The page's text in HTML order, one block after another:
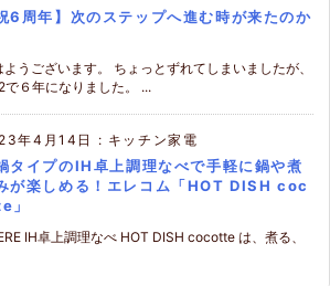
6周年】次のステップへ進む時が来たのか
ようございます。 ちょっとずれてしまいましたが、
で６年になりました。 ...
年4月14日 : キッチン家電
タイプのIH卓上調理なべで手軽に鍋や煮
が楽しめる！エレコム「HOT DISH coc
」
IH卓上調理なべ HOT DISH cocotte は、煮る、